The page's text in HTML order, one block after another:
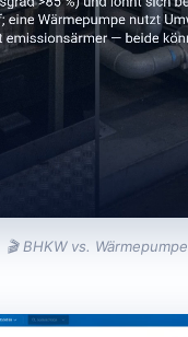
🎬 BHKW vs. Wärmepumpe